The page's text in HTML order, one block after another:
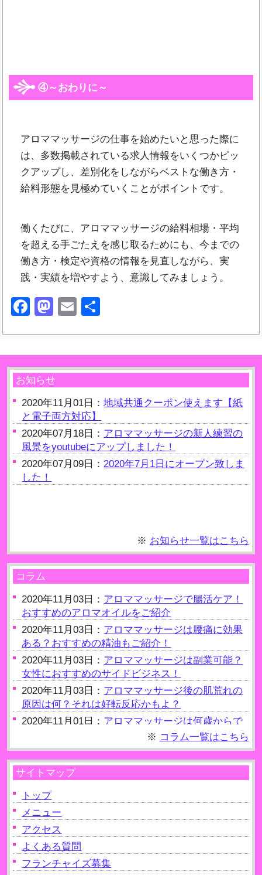
④～おわりに～
アロママッサージの仕事を始めたいと思った際に
は、多数掲載されている求人情報をいくつかピッ
クアップし、差別化をしながらベストな働き方・
給料形態を見極めていくことがポイントです。
働くたびに、アロママッサージの給料相場・平均
を超える手ごたえを感じ取るためにも、今までの
働き方・検定や資格の情報を見直しながら、実
践・実績を増やすよう、意識してみましょう。
Facebook
Mastodon
Email
お知らせ
2020年11月01日：地域共通クーポン使えます【紙
と電子両方対応】
2020年07月18日： アロママッサージの新人練習の
風景をyoutubeにアップしました！
2020年07月09日：2020年7月1日にオープン致しま
した！
※ お知らせ一覧はこちら
コラム
2020年11月03日： アロママッサージで腸活ケア！
おすすめのアロマオイルをご紹介
2020年11月03日： アロママッサージは腰痛に効果
ある？おすすめの精油もご紹介！
2020年11月03日： アロママッサージは副業可能？
女性におすすめのサイドビジネス！
2020年11月03日： アロママッサージ後の肌荒れの
原因は何？それは好転反応かもよ？
2020年11月01日： アロママッサージは何歳からで
2020年11月01日：アロママッサージ後の水分補給
の重要性！老廃物を出す！
2020年10月09日：アロママッサージは自律神経を
整えるのに有効？
2020年10月09日：
婦）NGって本当？
2020年10月09日：
受けられるの？注意点を解説！
※ コラム一覧はこちら
サイトマップ
トップ
メニュー
アクセス
よくある質問
フランチャイズ募集